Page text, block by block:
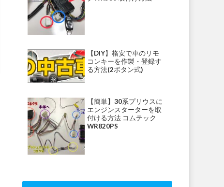
【DIY】格安で車のリモ
コンキーを作製・登録す
る方法(2ボタン式)
【簡単】30系プリウスに
エンジンスターターを取
付ける方法 コムテック
WR820PS